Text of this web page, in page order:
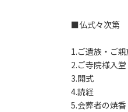
■仏式々次第
1.ご遺族・ご
2.ご寺院様入堂
3.開式
4.読経
5.会葬者の焼香